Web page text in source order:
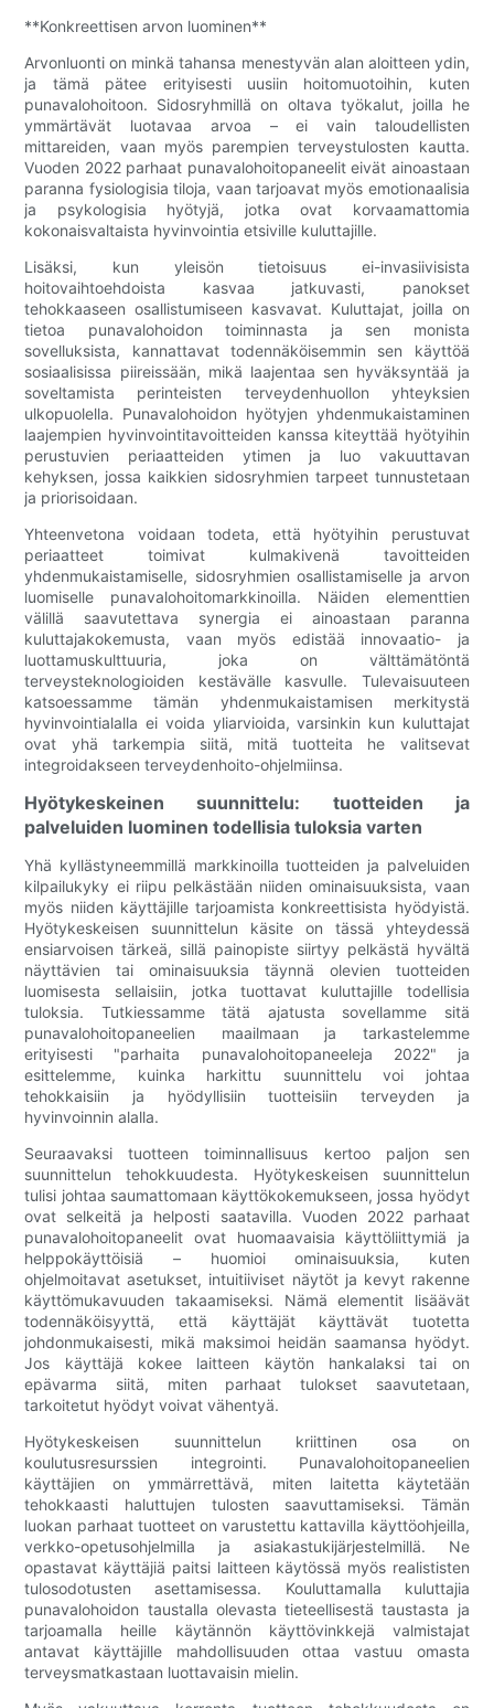
**Konkreettisen arvon luominen**
Arvonluonti on minkä tahansa menestyvän alan aloitteen ydin,
ja tämä pätee erityisesti uusiin hoitomuotoihin, kuten
punavalohoitoon. Sidosryhmillä on oltava työkalut, joilla he
ymmärtävät luotavaa arvoa – ei vain taloudellisten
mittareiden, vaan myös parempien terveystulosten kautta.
Vuoden 2022 parhaat punavalohoitopaneelit eivät ainoastaan
​​paranna fysiologisia tiloja, vaan tarjoavat myös emotionaalisia
ja psykologisia hyötyjä, jotka ovat korvaamattomia
kokonaisvaltaista hyvinvointia etsiville kuluttajille.
Lisäksi, kun yleisön tietoisuus ei-invasiivisista
hoitovaihtoehdoista kasvaa jatkuvasti, panokset
tehokkaaseen osallistumiseen kasvavat. Kuluttajat, joilla on
tietoa punavalohoidon toiminnasta ja sen monista
sovelluksista, kannattavat todennäköisemmin sen käyttöä
sosiaalisissa piireissään, mikä laajentaa sen hyväksyntää ja
soveltamista perinteisten terveydenhuollon yhteyksien
ulkopuolella. Punavalohoidon hyötyjen yhdenmukaistaminen
laajempien hyvinvointitavoitteiden kanssa kiteyttää hyötyihin
perustuvien periaatteiden ytimen ja luo vakuuttavan
kehyksen, jossa kaikkien sidosryhmien tarpeet tunnustetaan
ja priorisoidaan.
Yhteenvetona voidaan todeta, että hyötyihin perustuvat
periaatteet toimivat kulmakivenä tavoitteiden
yhdenmukaistamiselle, sidosryhmien osallistamiselle ja arvon
luomiselle punavalohoitomarkkinoilla. Näiden elementtien
välillä saavutettava synergia ei ainoastaan ​​paranna
kuluttajakokemusta, vaan myös edistää innovaatio- ja
luottamuskulttuuria, joka on välttämätöntä
terveysteknologioiden kestävälle kasvulle. Tulevaisuuteen
katsoessamme tämän yhdenmukaistamisen merkitystä
hyvinvointialalla ei voida yliarvioida, varsinkin kun kuluttajat
ovat yhä tarkempia siitä, mitä tuotteita he valitsevat
integroidakseen terveydenhoito-ohjelmiinsa.
Hyötykeskeinen suunnittelu: tuotteiden ja
palveluiden luominen todellisia tuloksia varten
Yhä kyllästyneemmillä markkinoilla tuotteiden ja palveluiden
kilpailukyky ei riipu pelkästään niiden ominaisuuksista, vaan
myös niiden käyttäjille tarjoamista konkreettisista hyödyistä.
Hyötykeskeisen suunnittelun käsite on tässä yhteydessä
ensiarvoisen tärkeä, sillä painopiste siirtyy pelkästä hyvältä
näyttävien tai ominaisuuksia täynnä olevien tuotteiden
luomisesta sellaisiin, jotka tuottavat kuluttajille todellisia
tuloksia. Tutkiessamme tätä ajatusta sovellamme sitä
punavalohoitopaneelien maailmaan ja tarkastelemme
erityisesti "parhaita punavalohoitopaneeleja 2022" ja
esittelemme, kuinka harkittu suunnittelu voi johtaa
tehokkaisiin ja hyödyllisiin tuotteisiin terveyden ja
hyvinvoinnin alalla.
Seuraavaksi tuotteen toiminnallisuus kertoo paljon sen
suunnittelun tehokkuudesta. Hyötykeskeisen suunnittelun
tulisi johtaa saumattomaan käyttökokemukseen, jossa hyödyt
ovat selkeitä ja helposti saatavilla. Vuoden 2022 parhaat
punavalohoitopaneelit ovat huomaavaisia ​​käyttöliittymiä ja
helppokäyttöisiä – huomioi ominaisuuksia, kuten
ohjelmoitavat asetukset, intuitiiviset näytöt ja kevyt rakenne
käyttömukavuuden takaamiseksi. Nämä elementit lisäävät
todennäköisyyttä, että käyttäjät käyttävät tuotetta
johdonmukaisesti, mikä maksimoi heidän saamansa hyödyt.
Jos käyttäjä kokee laitteen käytön hankalaksi tai on
epävarma siitä, miten parhaat tulokset saavutetaan,
tarkoitetut hyödyt voivat vähentyä.
Hyötykeskeisen suunnittelun kriittinen osa on
koulutusresurssien integrointi. Punavalohoitopaneelien
käyttäjien on ymmärrettävä, miten laitetta käytetään
tehokkaasti haluttujen tulosten saavuttamiseksi. Tämän
luokan parhaat tuotteet on varustettu kattavilla käyttöohjeilla,
verkko-opetusohjelmilla ja asiakastukijärjestelmillä. Ne
opastavat käyttäjiä paitsi laitteen käytössä myös realististen
tulosodotusten asettamisessa. Kouluttamalla kuluttajia
punavalohoidon taustalla olevasta tieteellisestä taustasta ja
tarjoamalla heille käytännön käyttövinkkejä valmistajat
antavat käyttäjille mahdollisuuden ottaa vastuu omasta
terveysmatkastaan ​​luottavaisin mielin.